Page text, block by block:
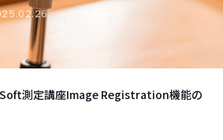
測定講座Image Registration機能の